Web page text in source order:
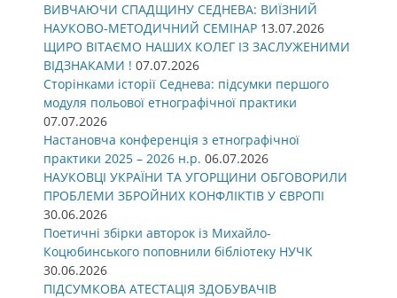
ВИВЧАЮЧИ СПАДЩИНУ СЕДНЕВА: ВИЇЗНИЙ
НАУКОВО-МЕТОДИЧНИЙ СЕМІНАР 13.07.2026
ЩИРО ВІТАЄМО НАШИХ КОЛЕГ ІЗ ЗАСЛУЖЕНИМИ
ВІДЗНАКАМИ ! 07.07.2026
Сторінками історії Седнева: підсумки першого
модуля польової етнографічної практики
07.07.2026
Настановча конференція з етнографічної
практики 2025 – 2026 н.р. 06.07.2026
НАУКОВЦІ УКРАЇНИ ТА УГОРЩИНИ ОБГОВОРИЛИ
ПРОБЛЕМИ ЗБРОЙНИХ КОНФЛІКТІВ У ЄВРОПІ
30.06.2026
Поетичні збірки авторок із Михайло-
Коцюбинського поповнили бібліотеку НУЧК
30.06.2026
ПІДСУМКОВА АТЕСТАЦІЯ ЗДОБУВАЧІВ